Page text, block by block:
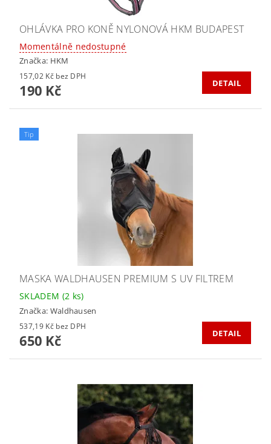
OHLÁVKA PRO KONĚ NYLONOVÁ HKM BUDAPEST
Momentálně nedostupné
Značka: HKM
157,02 Kč bez DPH
190 Kč DETAIL
Tip
MASKA WALDHAUSEN PREMIUM S UV FILTREM
SKLADEM (2 ks)
Značka: Waldhausen
537,19 Kč bez DPH
650 Kč DETAIL